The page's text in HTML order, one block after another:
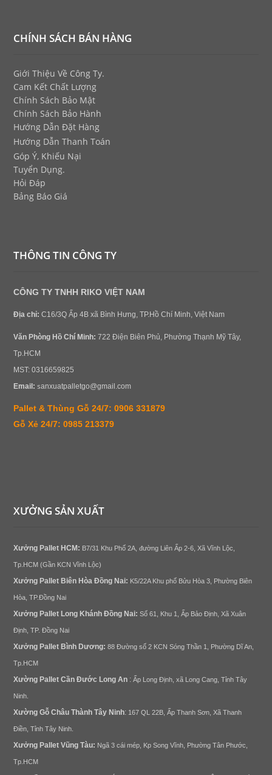
CHÍNH SÁCH BÁN HÀNG
Giới Thiệu Về Công Ty.
Cam Kết Chất Lượng
Chính Sách Bảo Mật
Chính Sách Bảo Hành
Hướng Dẫn Đặt Hàng
Hướng Dẫn Thanh Toán
Góp Ý, Khiếu Nại
Tuyển Dụng.
Hỏi Đáp
Bảng Báo Giá
THÔNG TIN CÔNG TY
CÔNG TY TNHH RIKO VIỆT NAM
Địa chỉ: C16/3Q Ấp 4B xã Bình Hưng, TP.Hồ Chí Minh, Việt Nam
Văn PhòngHồ Chí Minh: 722 Điện Biên Phủ, Phường Thạnh Mỹ Tây,
Tp.HCM
MST: 0316659825
Email:sanxuatpalletgo@gmail.com
Pallet & Thùng Gỗ 24/7: 0906 331879
Gỗ Xẻ 24/7: 0985 213379
XƯỞNG SẢN XUẤT
Xưởng Pallet HCM: B7/31 Khu Phố 2A, đường Liên Ấp 2-6, Xã Vĩnh Lộc,
Tp.HCM (Gần KCN Vĩnh Lộc)
Xưởng Pallet Biên HòaĐồng Nai: K5/22A Khu phố Bửu Hòa 3, Phường Biên
Hòa, TP.Đồng Nai
Xưởng Pallet Long Khánh Đồng Nai: Số 61, Khu 1, Ấp Bảo Định, Xã Xuân
Định, TP. Đồng Nai
Xưởng Pallet Bình Dương:88 Đường số 2 KCN Sóng Thần 1, Phường Dĩ An,
Tp.HCM
Xường Pallet Cần Đước Long An :Ấp Long Định, xã Long Cang, Tỉnh Tây
Ninh.
Xường Gỗ Châu Thành Tây Ninh: 167 QL 22B, Ấp Thanh Sơn, Xã Thanh
Điền, Tỉnh Tây Ninh.
Xưởng Pallet Vũng Tàu: Ngã 3 cái mép, Kp Song Vĩnh, Phường Tân Phước,
Tp.HCM